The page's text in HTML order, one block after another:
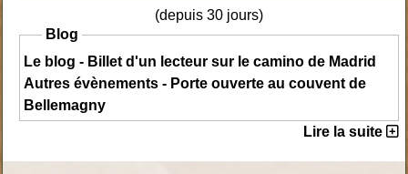
(depuis 30 jours)
Blog
Le blog - Billet d'un lecteur sur le camino de Madrid
Autres évènements - Porte ouverte au couvent de
Bellemagny
Lire la suite